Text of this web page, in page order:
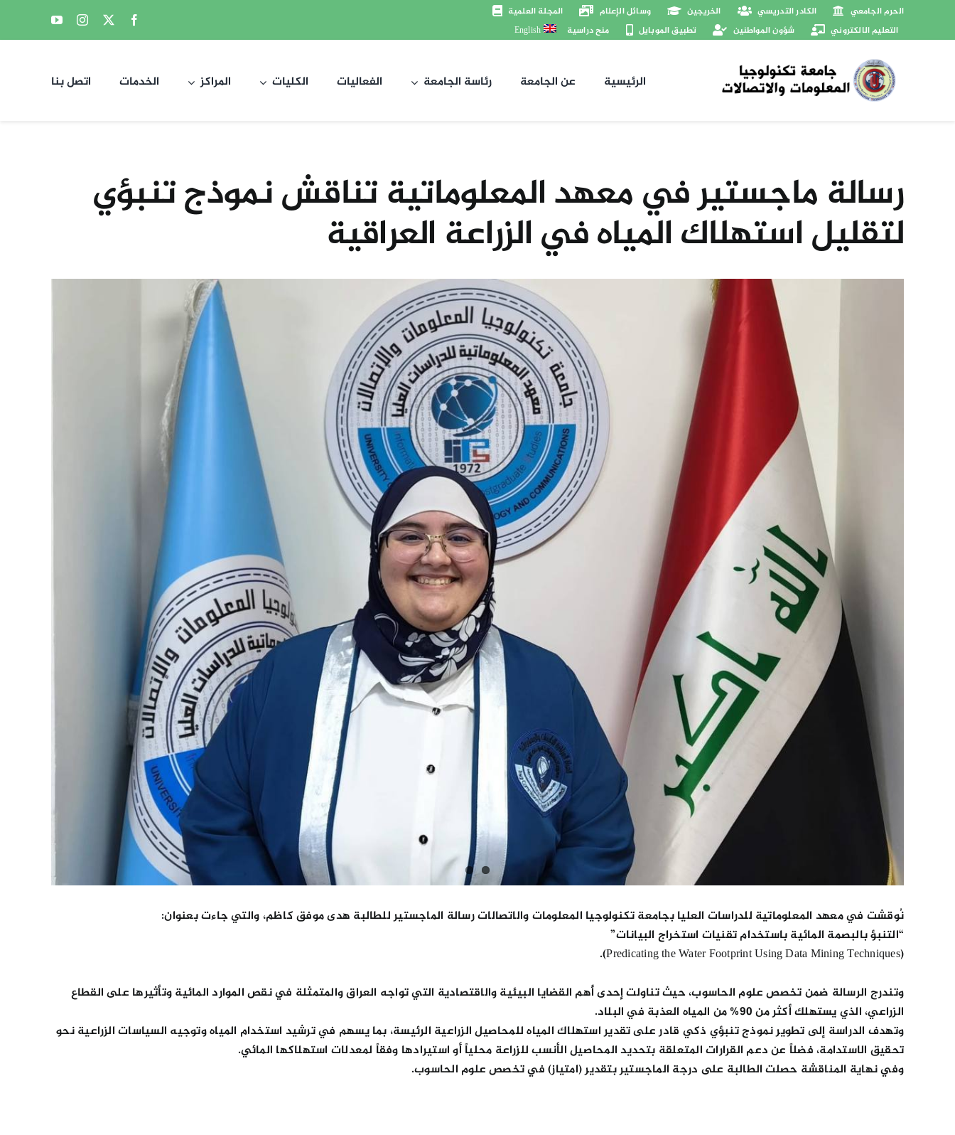
الحرم الجامعي الكادر التدريسي الخريجين وسائل الإعلام
المجلة العلمية
التعليم الالكتروني
شؤون المواطنين تطبيق الموبايل منح دراسية English
الرئيسية عن الجامعة رئاسة الجامعة الفعاليات الكليات المراكز الخدمات اتصل بنا
رسالة ماجستير في معهد المعلوماتية تناقش نموذج تنبؤي
لتقليل استهلاك المياه في الزراعة العراقية
نُوقشت في معهد المعلوماتية للدراسات العليا بجامعة تكنولوجيا المعلومات والاتصالات رسالة الماجستير للطالبة هدى موفق كاظم، والتي جاءت بعنوان:
“التنبؤ بالبصمة المائية باستخدام تقنيات استخراج البيانات”
‏(Predicating the Water Footprint Using Data Mining Techniques).
وتندرج الرسالة ضمن تخصص علوم الحاسوب، حيث تناولت إحدى أهم القضايا البيئية والاقتصادية التي تواجه العراق والمتمثلة في نقص الموارد المائية وتأثيرها على القطاع
الزراعي، الذي يستهلك أكثر من 90% من المياه العذبة في البلاد.
وتهدف الدراسة إلى تطوير نموذج تنبؤي ذكي قادر على تقدير استهلاك المياه للمحاصيل الزراعية الرئيسة، بما يسهم في ترشيد استخدام المياه وتوجيه السياسات الزراعية نحو
تحقيق الاستدامة، فضلاً عن دعم القرارات المتعلقة بتحديد المحاصيل الأنسب للزراعة محلياً أو استيرادها وفقاً لمعدلات استهلاكها المائي.
وفي نهاية المناقشة حصلت الطالبة على درجة الماجستير بتقدير (امتياز) في تخصص علوم الحاسوب.